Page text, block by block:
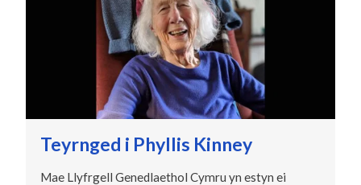
Teyrnged i Phyllis Kinney
Mae Llyfrgell Genedlaethol Cymru yn estyn ei